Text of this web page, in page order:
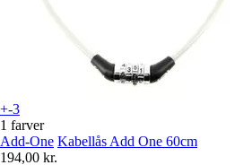
+-3
1 farver
Add-One Kabellås Add One 60cm
194,00 kr.